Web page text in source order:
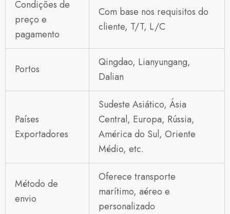
Condições de
preço e
pagamento
Com base nos requisitos do
cliente, T/T, L/C
Portos
Qingdao, Lianyungang,
Dalian
Países
Exportadores
Sudeste Asiático, Ásia
Central, Europa, Rússia,
América do Sul, Oriente
Médio, etc.
Método de
envio
Oferece transporte
marítimo, aéreo e
personalizado